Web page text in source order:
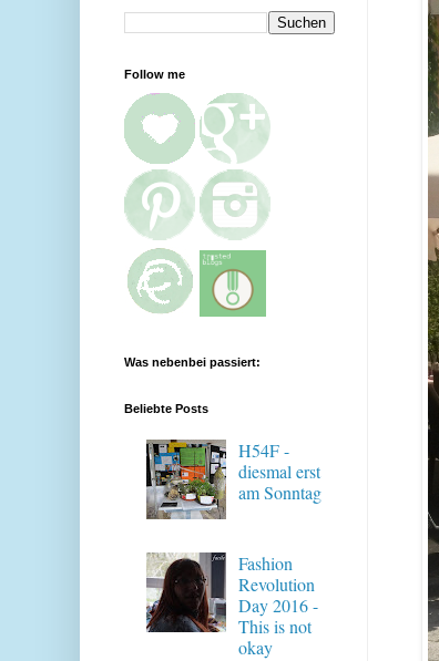
Follow me
Was nebenbei passiert:
Beliebte Posts
H54F -
diesmal erst
am Sonntag
Fashion
Revolution
Day 2016 -
This is not
okay